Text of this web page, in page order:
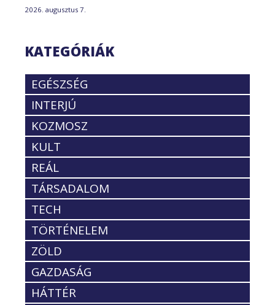
2026. augusztus 7.
KATEGÓRIÁK
EGÉSZSÉG
INTERJÚ
KOZMOSZ
KULT
REÁL
TÁRSADALOM
TECH
TÖRTÉNELEM
ZÖLD
GAZDASÁG
HÁTTÉR